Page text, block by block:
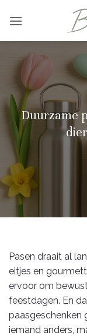
naar
Duurzame
Pasen draait al
eitjes en
ervoor om
feestdagen. En
paasgeschenken
iemand anders,